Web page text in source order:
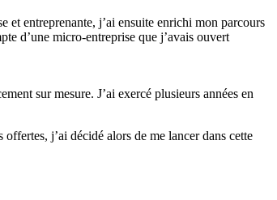
et entreprenante, j’ai ensuite enrichi mon parcours
d’une micro-entreprise que j’avais ouvert
sur mesure. J’ai exercé plusieurs années en
j’ai décidé alors de me lancer dans cette